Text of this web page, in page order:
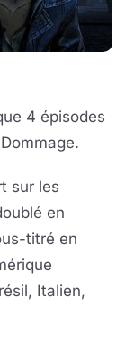
4 épisodes
sur les
en
titré en
Italien,